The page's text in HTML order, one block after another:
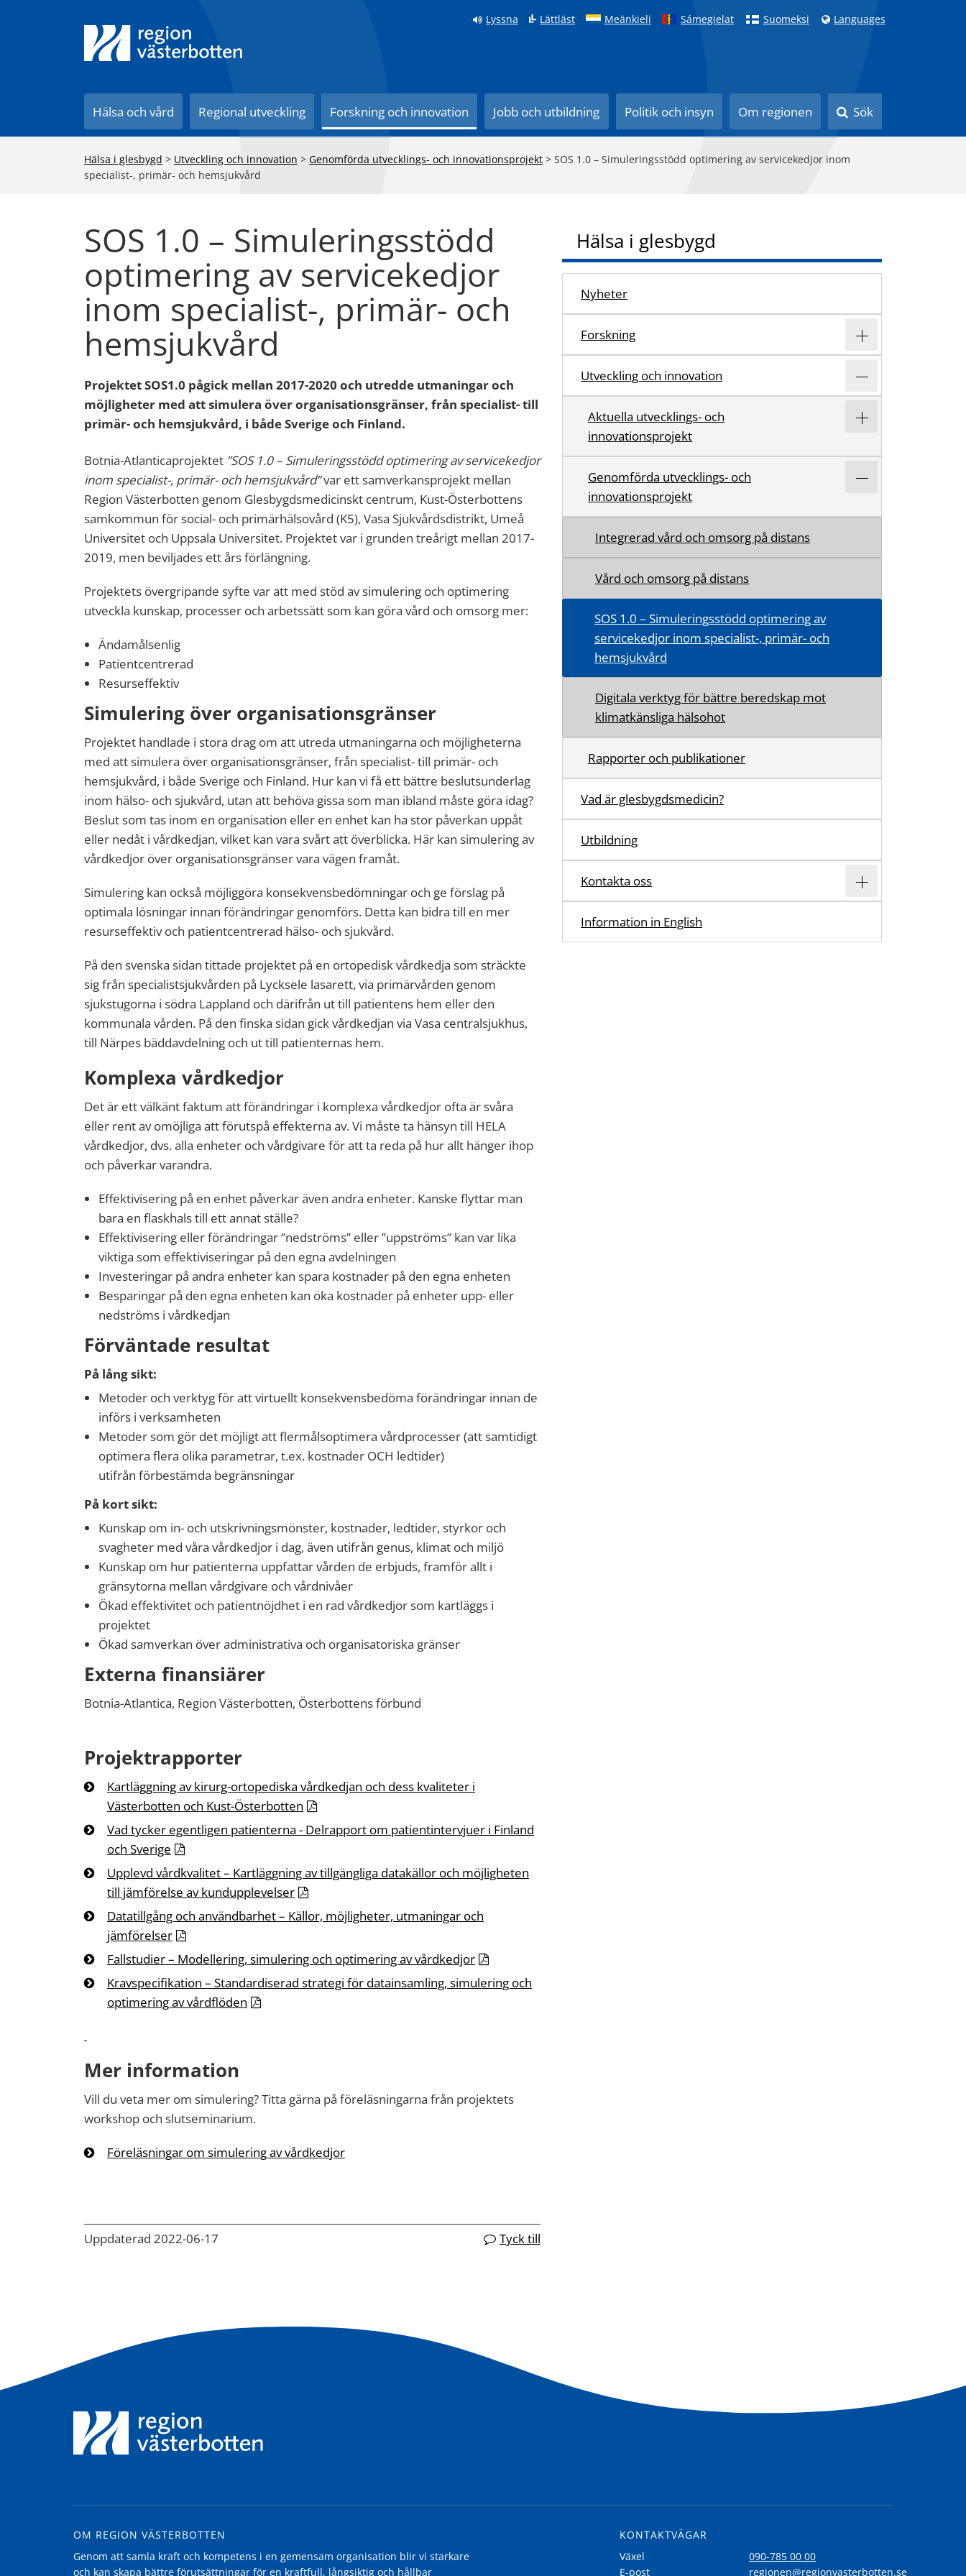
Lyssna Lättläst Meänkieli Sámegielat Suomeksi Languages
Hälsa och vård Regional utveckling Forskning och innovation Jobb och utbildning Politik och insyn Om regionen Sök
Hälsa i glesbygd > Utveckling och innovation > Genomförda utvecklings- och innovationsprojekt > SOS 1.0 – Simuleringsstödd optimering av servicekedjor inom
specialist-, primär- och hemsjukvård
SOS 1.0 – Simuleringsstödd
optimering av servicekedjor
inom specialist-, primär- och
hemsjukvård
Projektet SOS1.0 pågick mellan 2017-2020 och utredde utmaningar och
möjligheter med att simulera över organisationsgränser, från specialist- till
primär- och hemsjukvård, i både Sverige och Finland.
Botnia-Atlanticaprojektet ”SOS 1.0 – Simuleringsstödd optimering av servicekedjor
inom specialist-, primär- och hemsjukvård”var ett samverkansprojekt mellan
Region Västerbotten genom Glesbygdsmedicinskt centrum, Kust-Österbottens
samkommun för social- och primärhälsovård (K5), Vasa Sjukvårdsdistrikt, Umeå
Universitet och Uppsala Universitet. Projektet var i grunden treårigt mellan 2017-
2019, men beviljades ett års förlängning.
Projektets övergripande syfte var att med stöd av simulering och optimering
utveckla kunskap, processer och arbetssätt som kan göra vård och omsorg mer:
Ändamålsenlig
Patientcentrerad
Resurseffektiv
Simulering över organisationsgränser
Projektet handlade i stora drag om att utreda utmaningarna och möjligheterna
med att simulera över organisationsgränser, från specialist- till primär- och
hemsjukvård, i både Sverige och Finland. Hur kan vi få ett bättre beslutsunderlag
inom hälso- och sjukvård, utan att behöva gissa som man ibland måste göra idag?
Beslut som tas inom en organisation eller en enhet kan ha stor påverkan uppåt
eller nedåt i vårdkedjan, vilket kan vara svårt att överblicka. Här kan simulering av
vårdkedjor över organisationsgränser vara vägen framåt.
Simulering kan också möjliggöra konsekvensbedömningar och ge förslag på
optimala lösningar innan förändringar genomförs. Detta kan bidra till en mer
resurseffektiv och patientcentrerad hälso- och sjukvård.
På den svenska sidan tittade projektet på en ortopedisk vårdkedja som sträckte
sig från specialistsjukvården på Lycksele lasarett, via primärvården genom
sjukstugorna i södra Lappland och därifrån ut till patientens hem eller den
kommunala vården. På den finska sidan gick vårdkedjan via Vasa centralsjukhus,
till Närpes bäddavdelning och ut till patienternas hem.
Komplexa vårdkedjor
Det är ett välkänt faktum att förändringar i komplexa vårdkedjor ofta är svåra
eller rent av omöjliga att förutspå effekterna av. Vi måste ta hänsyn till HELA
vårdkedjor, dvs. alla enheter och vårdgivare för att ta reda på hur allt hänger ihop
och påverkar varandra.
Effektivisering på en enhet påverkar även andra enheter. Kanske flyttar man
bara en flaskhals till ett annat ställe?
Effektivisering eller förändringar ”nedströms” eller ”uppströms” kan var lika
viktiga som effektiviseringar på den egna avdelningen
Investeringar på andra enheter kan spara kostnader på den egna enheten
Besparingar på den egna enheten kan öka kostnader på enheter upp- eller
nedströms i vårdkedjan
Förväntade resultat
På lång sikt:
Metoder och verktyg för att virtuellt konsekvensbedöma förändringar innan de
införs i verksamheten
Metoder som gör det möjligt att flermålsoptimera vårdprocesser (att samtidigt
optimera flera olika parametrar, t.ex. kostnader OCH ledtider)
utifrån förbestämda begränsningar
På kort sikt:
Kunskap om in- och utskrivningsmönster, kostnader, ledtider, styrkor och
svagheter med våra vårdkedjor i dag, även utifrån genus, klimat och miljö
Kunskap om hur patienterna uppfattar vården de erbjuds, framför allt i
gränsytorna mellan vårdgivare och vårdnivåer
Ökad effektivitet och patientnöjdhet i en rad vårdkedjor som kartläggs i
projektet
Ökad samverkan över administrativa och organisatoriska gränser
Externa finansiärer
Botnia-Atlantica, Region Västerbotten, Österbottens förbund
Projektrapporter
Kartläggning av kirurg-ortopediska vårdkedjan och dess kvaliteter i
Västerbotten och Kust-Österbotten
Vad tycker egentligen patienterna - Delrapport om patientintervjuer i Finland
och Sverige
Upplevd vårdkvalitet – Kartläggning av tillgängliga datakällor och möjligheten
till jämförelse av kundupplevelser
Datatillgång och användbarhet – Källor, möjligheter, utmaningar och
jämförelser
Fallstudier – Modellering, simulering och optimering av vårdkedjor
Kravspecifikation – Standardiserad strategi för datainsamling, simulering och
optimering av vårdflöden
Mer information
Vill du veta mer om simulering? Titta gärna på föreläsningarna från projektets
workshop och slutseminarium.
Föreläsningar om simulering av vårdkedjor
Uppdaterad 2022-06-17 Tyck till
Hälsa i glesbygd
Nyheter
Forskning
Utveckling och innovation
Aktuella utvecklings- och
innovationsprojekt
Genomförda utvecklings- och
innovationsprojekt
Integrerad vård och omsorg på distans
Vård och omsorg på distans
SOS 1.0 – Simuleringsstödd optimering av
servicekedjor inom specialist-, primär- och
hemsjukvård
Digitala verktyg för bättre beredskap mot
klimatkänsliga hälsohot
Rapporter och publikationer
Vad är glesbygdsmedicin?
Utbildning
Kontakta oss
Information in English
OM REGION VÄSTERBOTTEN
Genom att samla kraft och kompetens i en gemensam organisation blir vi starkare
och kan skapa bättre förutsättningar för en kraftfull, långsiktig och hållbar
KONTAKTVÄGAR
Växel
090-785 00 00
E-post
regionen@regionvasterbotten.se